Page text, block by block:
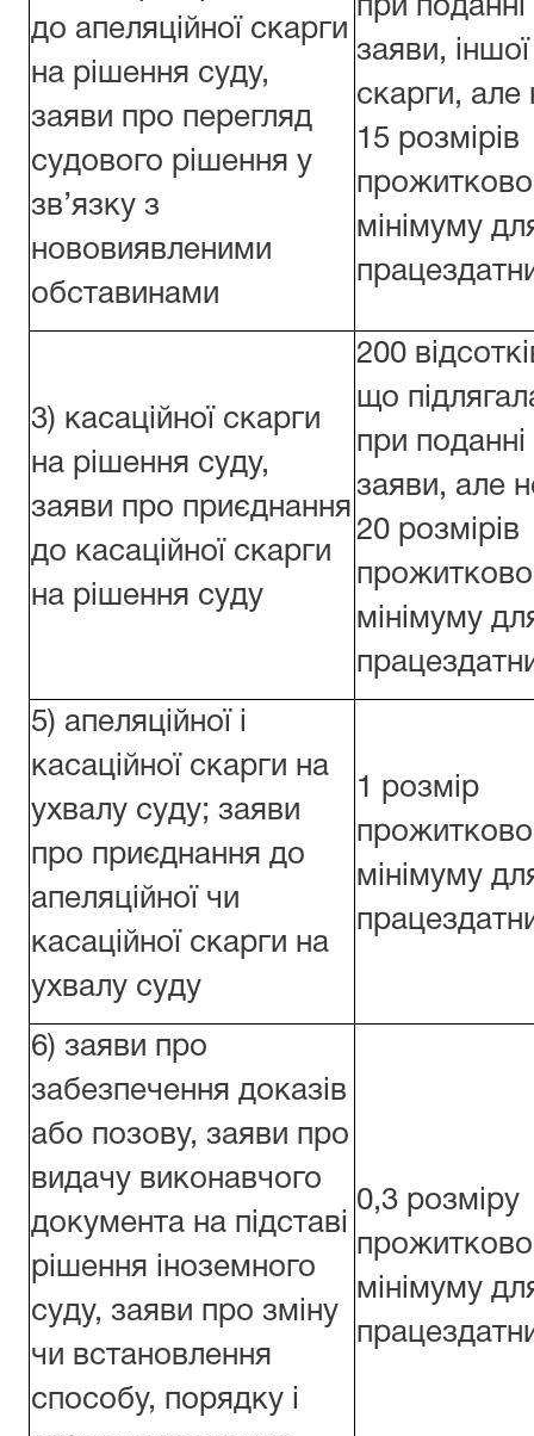
до апеляційної скарги
на рішення суду,
заяви про перегляд
судового рішення у
зв’язку з
нововиявленими
обставинами
при поданні
заяви,
скарги, але
15 розмірів
мінімуму
3) касаційної скарги
на рішення суду,
заяви про приєднання
до касаційної скарги
на рішення суду
200
що
при поданні
заяви, але
20 розмірів
мінімуму
5) апеляційної і
касаційної скарги на
ухвалу суду; заяви
про приєднання до
апеляційної чи
касаційної скарги на
ухвалу суду
1 розмір
мінімуму
6) заяви про
забезпечення доказів
або позову, заяви про
видачу виконавчого
документа на підставі
рішення іноземного
суду, заяви про зміну
чи встановлення
способу, порядку і
0,3 розміру
мінімуму